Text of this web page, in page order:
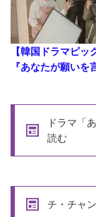
【韓国ドラマピッ
『あなたが願い
ドラマ「
読む
チ・チャ